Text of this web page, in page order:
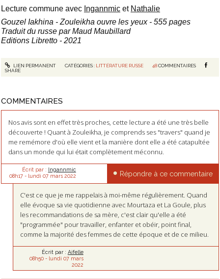
Lecture commune avec Ingannmic et Nathalie
Gouzel Iakhina - Zouleikha ouvre les yeux - 555 pages
Traduit du russe par Maud Maubillard
Editions Libretto - 2021
LIEN PERMANENT CATÉGORIES : LITTÉRATURE RUSSE 48COMMENTAIRES
SHARE
COMMENTAIRES
Nos avis sont en effet très proches, cette lecture a été une très belle
découverte ! Quant à Zouleikha, je comprends ses "travers" quand je
me remémore d'où elle vient et la manière dont elle a été catapultée
dans un monde qui lui était complètement méconnu.
Écrit par : Ingannmic
08h17- lundi 07 mars 2022 Répondre à ce commentaire
C'est ce que je me rappelais à moi-même régulièrement. Quand
elle évoque sa vie quotidienne avec Mourtaza et La Goule, plus
les recommandations de sa mère, c'est clair qu'elle a été
"programmée" pour travailler, enfanter et obéir, point final,
comme la majorité des femmes de cette époque et de ce milieu.
Écrit par : Aifelle
08h50- lundi 07 mars
2022